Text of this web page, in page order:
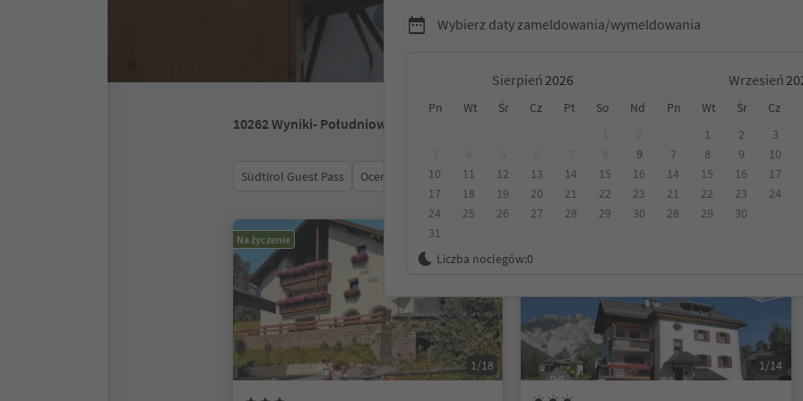
Wybierz daty zameldowania/wymeldowania
Sierpień Wrzesień
Pn Wt Śr Cz Pt So Nd Pn Wt Śr Cz
9
10
11 12 13 14 15
16
17
18 19 20 21 22
23
24
25 26 27 28 29
30
31
1 2
3
7
8 9
10
14
15 16
17
21
22 23
24
28
29 30
Liczba noclegów:0
10262Wyniki- Południowy Tyrol
Südtirol Guest Pass Ocena Kategoria Opcje wyżywienia Ekologiczne zakwaterowanie
Na życzenie
1/18 1/14